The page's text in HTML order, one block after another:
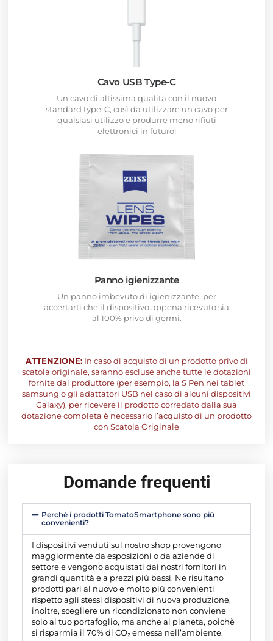
Cavo USB Type-C
Un cavo di altissima qualità con il nuovo
standard type-C, così da utilizzare un cavo per
qualsiasi utilizzo e produrre meno rifiuti
elettronici in futuro!
Panno igienizzante
Un panno imbevuto di igienizzante, per
accertarti che il dispositivo appena ricevuto sia
al 100% privo di germi.
ATTENZIONE:In caso di acquisto di un prodotto privo di
scatola originale, saranno escluse anche tutte le dotazioni
fornite dal produttore (per esempio, la S Pen nei tablet
samsung o gli adattatori USB nel caso di alcuni dispositivi
Galaxy), per ricevere il prodotto corredato dalla sua
dotazione completa è necessario l’acquisto di un prodotto
con Scatola Originale
Domande frequenti
Perchè i prodotti TomatoSmartphone sono più
convenienti?
I dispositivi venduti sul nostro shop provengono
maggiormente da esposizioni o da aziende di
settore e vengono acquistati dai nostri fornitori in
grandi quantità e a prezzi più bassi. Ne risultano
prodotti pari al nuovo e molto più convenienti
rispetto agli stessi dispositivi di nuova produzione,
inoltre, scegliere un ricondizionato non conviene
solo al tuo portafoglio, ma anche al pianeta, poichè
si risparmia il 70% di CO₂ emessa nell’ambiente.